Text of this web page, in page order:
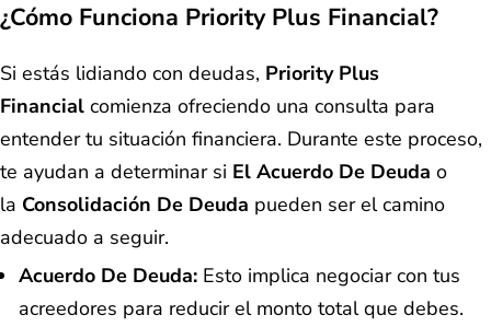
¿Cómo Funciona Priority Plus Financial?
Si estás lidiando con deudas, Priority Plus
Financial comienza ofreciendo una consulta para
entender tu situación financiera. Durante este proceso,
te ayudan a determinar si El Acuerdo De Deuda o
la Consolidación De Deuda pueden ser el camino
adecuado a seguir.
Acuerdo De Deuda: Esto implica negociar con tus
acreedores para reducir el monto total que debes.